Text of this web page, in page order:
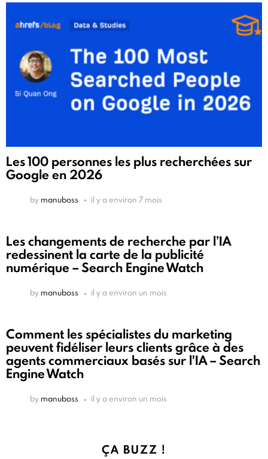
Les 100 personnes les plus recherchées sur
Google en 2026
by manuboss il y a environ 7 mois
Les changements de recherche par l’IA
redessinent la carte de la publicité
numérique – Search Engine Watch
by manuboss il y a environ un mois
Comment les spécialistes du marketing
peuvent fidéliser leurs clients grâce à des
agents commerciaux basés sur l'IA – Search
Engine Watch
by manuboss il y a environ un mois
ÇA BUZZ !